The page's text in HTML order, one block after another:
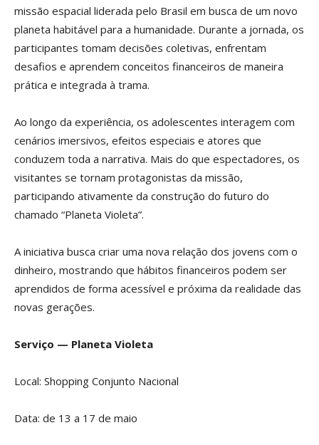
missão espacial liderada pelo Brasil em busca de um novo
planeta habitável para a humanidade. Durante a jornada, os
participantes tomam decisões coletivas, enfrentam
desafios e aprendem conceitos financeiros de maneira
prática e integrada à trama.
Ao longo da experiência, os adolescentes interagem com
cenários imersivos, efeitos especiais e atores que
conduzem toda a narrativa. Mais do que espectadores, os
visitantes se tornam protagonistas da missão,
participando ativamente da construção do futuro do
chamado “Planeta Violeta”.
A iniciativa busca criar uma nova relação dos jovens com o
dinheiro, mostrando que hábitos financeiros podem ser
aprendidos de forma acessível e próxima da realidade das
novas gerações.
Serviço — Planeta Violeta
Local: Shopping Conjunto Nacional
Data: de 13 a 17 de maio